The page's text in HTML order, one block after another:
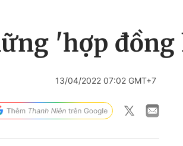
'hợp đồng
13/04/2022 07:02 GMT+7